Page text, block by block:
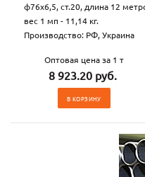
ф76х6,5, ст.20, длина 12
вес 1 мп - 11,14 кг.
Производство: РФ, Украина
Оптовая цена за 1 т
8 923.20 руб.
В КОРЗИНУ